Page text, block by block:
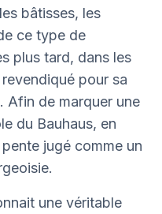
bâtisses, les
ce type de
plus tard, dans les
pour sa
Afin de marquer une
du Bauhaus, en
jugé comme un
une véritable